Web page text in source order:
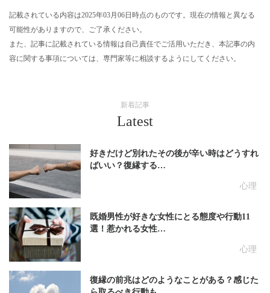
記載されている内容は2025年03月06日時点のものです。現在の情報と異なる
可能性がありますので、ご了承ください。
また、記事に記載されている情報は自己責任でご活用いただき、本記事の内
容に関する事項については、専門家等に相談するようにしてください。
新着記事
Latest
心理
好きだけど別れたその後が辛い時はどうすれ
ばいい？復縁する…
心理
既婚男性が好きな女性にとる態度や行動11
選！惹かれる女性…
復縁の前兆はどのようなことがある？感じた